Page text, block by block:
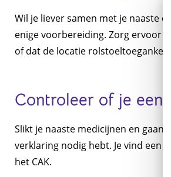
Wil je liever samen met je naaste
enige voorbereiding. Zorg ervoor
of dat de locatie
Controleer of je een
Slikt je naaste medicijnen en gaan
verklaring nodig hebt. Je vind een
het CAK.